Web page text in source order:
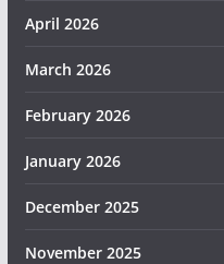
April 2026
March 2026
February 2026
January 2026
December 2025
November 2025